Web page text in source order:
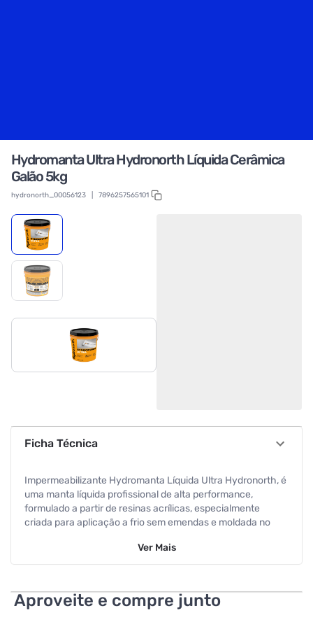
Hydromanta Ultra Hydronorth Líquida Cerâmica
Galão 5kg
hydronorth_00056123 7896257565101
Ficha Técnica
Impermeabilizante Hydromanta Líquida Ultra Hydronorth, é
uma manta líquida profissional de alta performance,
formulado a partir de resinas acrílicas, especialmente
criada para aplicação a frio sem emendas e moldada no
Após aplicado e curado forma uma membrana elástica e
impermeabilização, resistente às intempéries, dispensa
proteção contra raios solares (na cor branca) e ainda
Ver Mais
Aproveite e compre junto